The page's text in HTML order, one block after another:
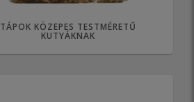
TÁPOK KÖZEPES TESTMÉRETŰ
KUTYÁKNAK